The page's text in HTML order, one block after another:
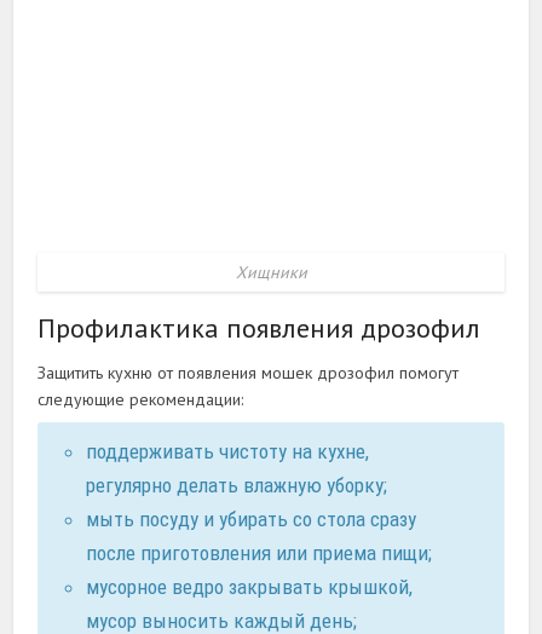
Хищники
Профилактика появления дрозофил
Защитить кухню от появления мошек дрозофил помогут
следующие рекомендации:
поддерживать чистоту на кухне,
регулярно делать влажную уборку;
мыть посуду и убирать со стола сразу
после приготовления или приема пищи;
мусорное ведро закрывать крышкой,
мусор выносить каждый день;